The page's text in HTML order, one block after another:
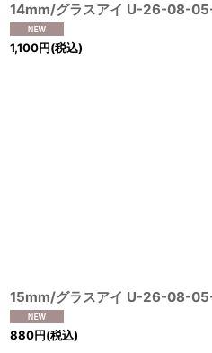
14mm/グラスアイ U-26-08-
1,100円(税込)
15mm/グラスアイ U-26-08-
880円(税込)